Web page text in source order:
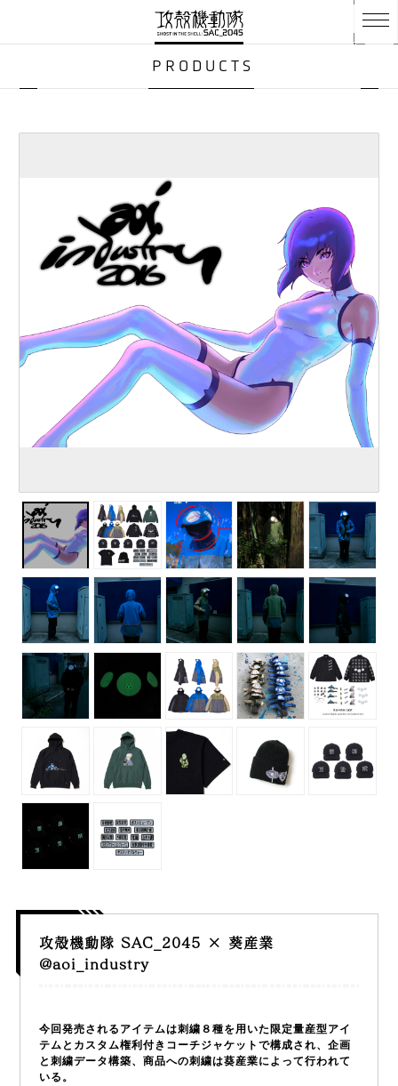
PRODUCTS
攻殻機動隊 SAC_2045 × 葵産業
@aoi_industry
今回発売されるアイテムは刺繍８種を用いた限定量産型アイ
テムとカスタム権利付きコーチジャケットで構成され、企画
と刺繍データ構築、商品への刺繍は葵産業によって行われて
いる。